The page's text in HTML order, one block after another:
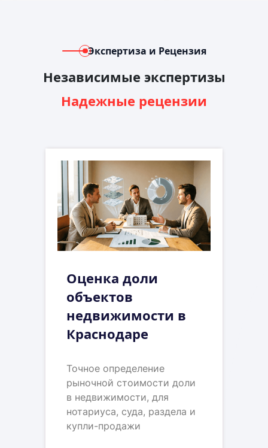
Экспертиза и Рецензия
Независимые экспертизы
Надежные рецензии
Оценка доли
объектов
недвижимости в
Краснодаре
Точное определение
рыночной стоимости доли
в недвижимости, для
нотариуса, суда, раздела и
купли-продажи